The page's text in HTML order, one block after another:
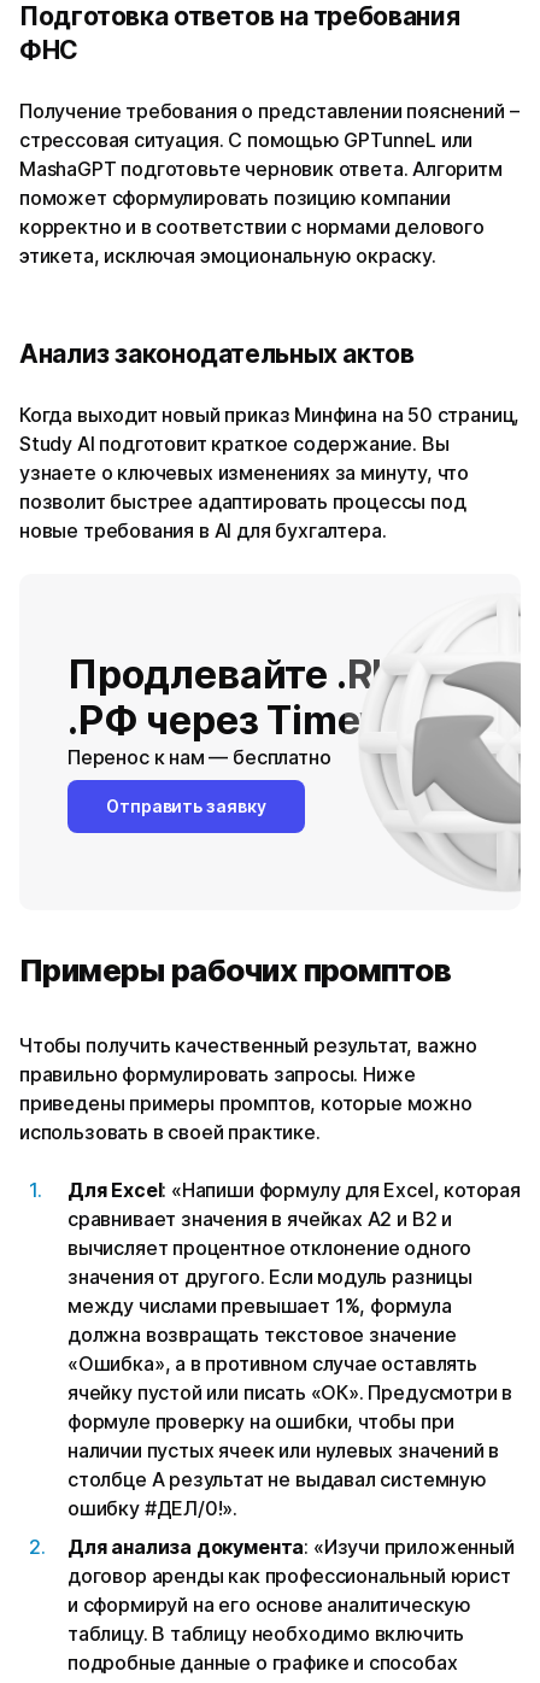
Подготовка ответов на требования
ФНС
Получение требования о представлении пояснений –
стрессовая ситуация. С помощью GPTunneL или
MashaGPT подготовьте черновик ответа. Алгоритм
поможет сформулировать позицию компании
корректно и в соответствии с нормами делового
этикета, исключая эмоциональную окраску.
Анализ законодательных актов
Когда выходит новый приказ Минфина на 50 страниц,
Study AI подготовит краткое содержание. Вы
узнаете о ключевых изменениях за минуту, что
позволит быстрее адаптировать процессы под
новые требования в AI для бухгалтера.
Продлевайте .RU /
.РФ через Timeweb
Перенос к нам — бесплатно
Отправить заявку
Примеры рабочих промптов
Чтобы получить качественный результат, важно
правильно формулировать запросы. Ниже
приведены примеры промптов, которые можно
использовать в своей практике.
Для Excel: «Напиши формулу для Excel, которая
сравнивает значения в ячейках A2 и B2 и
вычисляет процентное отклонение одного
значения от другого. Если модуль разницы
между числами превышает 1%, формула
должна возвращать текстовое значение
«Ошибка», а в противном случае оставлять
ячейку пустой или писать «ОК». Предусмотри в
формуле проверку на ошибки, чтобы при
наличии пустых ячеек или нулевых значений в
столбце А результат не выдавал системную
ошибку #ДЕЛ/0!».
Для анализа документа: «Изучи приложенный
договор аренды как профессиональный юрист
и сформируй на его основе аналитическую
таблицу. В таблицу необходимо включить
подробные данные о графике и способах